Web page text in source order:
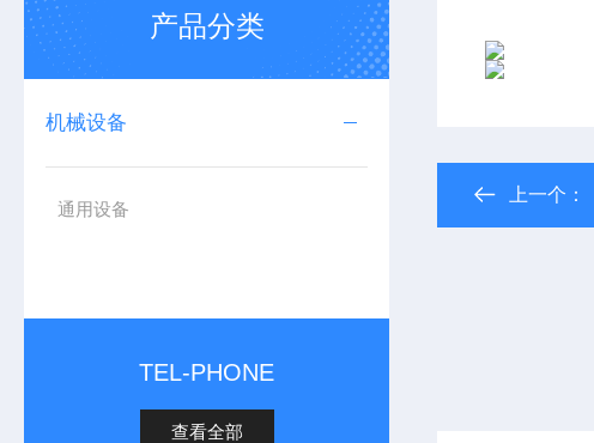
产品分类
机械设备
通用设备
TEL-PHONE
查看全部
上一个：